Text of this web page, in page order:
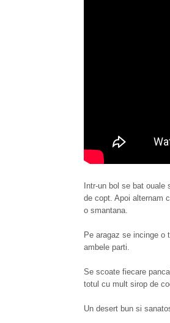
Intr-un bol se bat
de copt. Apoi alternam
o smantana.
Pe aragaz se incinge o
ambele parti.
Se scoate fiecare
totul cu mult sirop de
Un desert bun si